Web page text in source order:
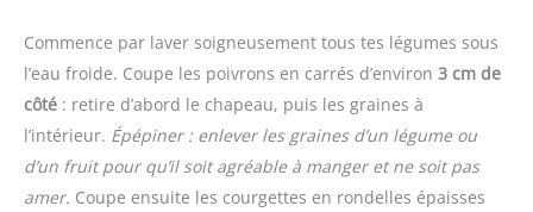
Commence par laver soigneusement tous tes légumes sous
l’eau froide. Coupe les poivrons en carrés d’environ 3 cm de
côté : retire d’abord le chapeau, puis les graines à
l’intérieur. Épépiner : enlever les graines d’un légume ou
d’un fruit pour qu’il soit agréable à manger et ne soit pas
amer. Coupe ensuite les courgettes en rondelles épaisses